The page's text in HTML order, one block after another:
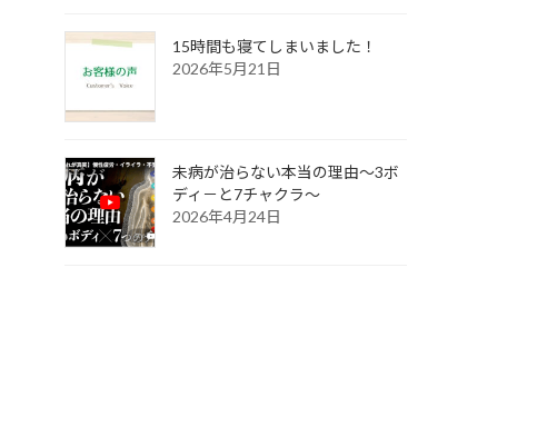
15時間も寝てしまいました！
2026年5月21日
未病が治らない本当の理由～3ボ
ディ－と7チャクラ～
2026年4月24日